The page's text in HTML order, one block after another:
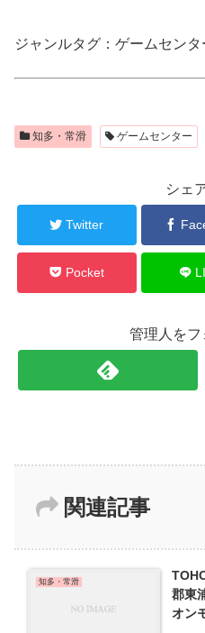
ジャンルタグ：ゲームセンタ
知多・常滑 ゲームセンター
シェ
Twitter
Pocket
管理人をフ
関連記事
知多・常滑
郡東
オン